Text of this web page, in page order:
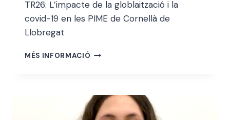
bello i
abellà
TR26: L’impacte de la globlaització i la
covid-19 en les PIME de Cornellà de
Llobregat
MÉS INFORMACIÓ SAMANTHA